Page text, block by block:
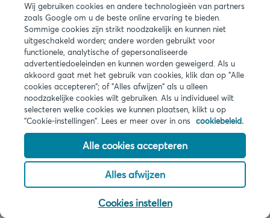
Keytrade Bank, Belgisch bijkantoor van Arkéa Direct Bank NV
(Frankrijk), filiaal van Crédit Mutuel Arkéa
Juridische info
Cookies
Wij gebruiken cookies en andere technologieën van partners
zoals Google om u de beste online ervaring te bieden.
Sommige cookies zijn strikt noodzakelijk en kunnen niet
uitgeschakeld worden; andere worden gebruikt voor
functionele, analytische of gepersonaliseerde
advertentiedoeleinden en kunnen worden geweigerd. Als u
akkoord gaat met het gebruik van cookies, klik dan op "Alle
cookies accepteren"; of "Alles afwijzen" als u alleen
noodzakelijke cookies wilt gebruiken. Als u individueel wilt
selecteren welke cookies we kunnen plaatsen, klikt u op
"Cookie-instellingen". Lees er meer over in ons cookiebeleid.
Alle cookies accepteren
Alles afwijzen
Cookies instellen